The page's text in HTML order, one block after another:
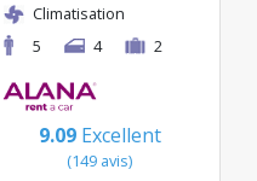
Climatisation
5
4 2
9.09 Excellent
(149 avis)